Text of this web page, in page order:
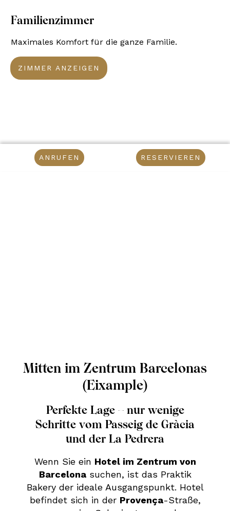
Familienzimmer
Maximales Komfort für die ganze Familie.
ZIMMER ANZEIGEN
ANRUFEN RESERVIEREN
Mitten im Zentrum Barcelonas
(Eixample)
Perfekte Lage – nur wenige
Schritte vom Passeig de Gràcia
und der La Pedrera
Wenn Sie ein Hotel im Zentrum von
Barcelonasuchen, ist das Praktik
Bakery der ideale Ausgangspunkt. Hotel
befindet sich in der Provença-Straße,